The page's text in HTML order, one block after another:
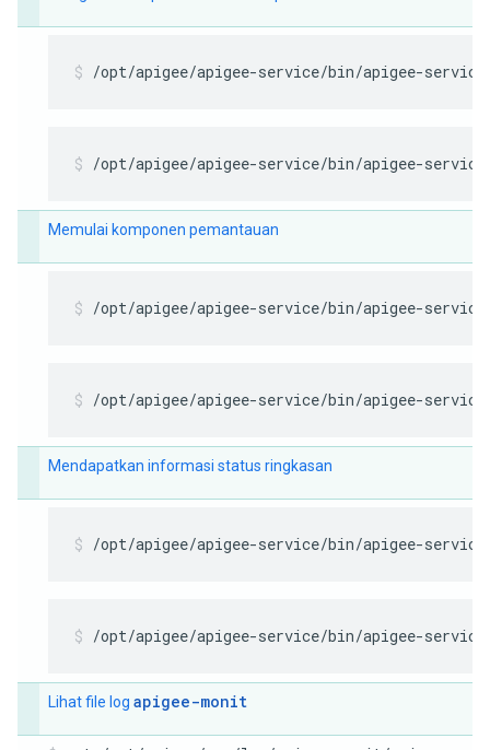
/opt/apigee/apigee-service/bin/apigee-
/opt/apigee/apigee-service/bin/apigee-
Memulai komponen pemantauan
/opt/apigee/apigee-service/bin/apigee-
/opt/apigee/apigee-service/bin/apigee-
Mendapatkan informasi status ringkasan
/opt/apigee/apigee-service/bin/apigee-
/opt/apigee/apigee-service/bin/apigee-service
Lihat file log apigee-monit